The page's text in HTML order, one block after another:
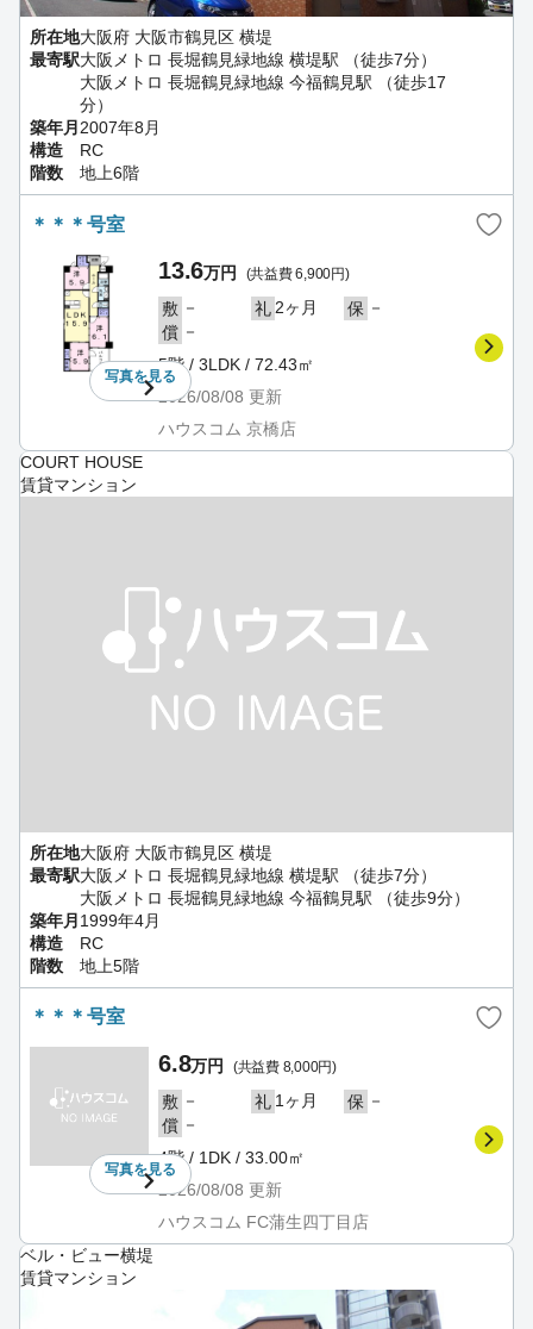
所在地大阪府 大阪市鶴見区 横堤
最寄駅大阪メトロ 長堀鶴見緑地線 横堤駅 （徒歩7分）
大阪メトロ 長堀鶴見緑地線 今福鶴見駅 （徒歩17
分）
築年月 2007年8月
構造
RC
階数
地上6階
＊＊＊号室
写真を見る
13.6万円 (共益費 6,900円)
敷 － 礼 2ヶ月 保 －
償 －
5階 / 3LDK / 72.43㎡
2026/08/08 更新
ハウスコム 京橋店
COURT HOUSE
賃貸マンション
所在地大阪府 大阪市鶴見区 横堤
最寄駅大阪メトロ 長堀鶴見緑地線 横堤駅 （徒歩7分）
大阪メトロ 長堀鶴見緑地線 今福鶴見駅 （徒歩9分）
築年月 1999年4月
構造
RC
階数
地上5階
＊＊＊号室
写真を見る
6.8万円 (共益費 8,000円)
敷 － 礼 1ヶ月 保 －
償 －
4階 / 1DK / 33.00㎡
2026/08/08 更新
ハウスコム FC蒲生四丁目店
ベル・ビュー横堤
賃貸マンション